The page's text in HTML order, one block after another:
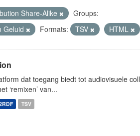
Share-Alike
Groups:
Geluid
Formats: TSV HTML
dat toegang biedt tot audiovisuele
‘remixen’ van...
TSV